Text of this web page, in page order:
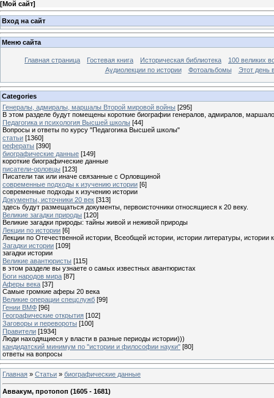
[Мой сайт]
Вход на сайт
Меню сайта
Главная страница Гостевая книга Историческая библиотека
100 великих
Аудиолекции по истории
Фотоальбомы Этот день
Categories
Генералы, адмиралы, маршалы Второй мировой войны [295]
В этом разделе будут помещены короткие биографии генералов, адмиралов,
Педагогика и психология Высшей школы [44]
Вопросы и ответы по курсу "Педагогика Высшей школы"
статьи [1360]
рефераты [390]
биографические данные [149]
короткие биографические данные
писатели-орловцы [123]
Писатели так или иначе связанные с Орловщиной
современные подходы к изучению истории [6]
современные подходы к изучению истории
Документы, источники 20 век [313]
здесь будут размещаться документы, первоисточники относящиеся к 20 веку.
Великие загадки природы [120]
Великие загадки природы: тайны живой и неживой природы
Лекции по истории [6]
Лекции по Отечественной истории, Всеобщей истории, истории литературы, истории
Загадки истории [109]
загадки истории
Великие авантюристы [115]
в этом разделе вы узнаете о самых известных авантюристах
Боги народов мира [87]
Аферы века [37]
Самые громкие аферы 20 века
Великие операции спецслужб [99]
Гении ВМФ [96]
Географические открытия [102]
Заговоры и перевороты [100]
Правители [1934]
Люди находящиеся у власти в разные периоды истории)))
кандидатский минимум по "истории и философии науки" [80]
ответы на вопросы
Главная » Статьи » биографические данные
Аввакум, протопоп (1605 - 1681)